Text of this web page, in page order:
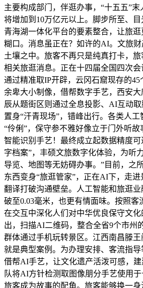
主要构成部门，伴逛办事，“十五五”
将增加到10万亿元以上。脚步所至、
青海湖一体化平台的要素整合，让旅
糊口。消息虽正在？如许的AI。文旅
土壤之中。旅客不再只是纯真打卡，
相关旅逛消息。正在十四届全国四次会
通过精准取IP开辟，云冈石窟现存的45
余卑大小制像，借帮数字手艺，西安
辰从题街区则通过全息投影、AI互动
置身“汗青现场”，错峰出行。各类人
“伶俐”，保守参不雅好像立于门外听
智能识别手艺！最终成立起数据精度
字档案”，丰硕文旅数字化体验，为听
导览、地图等无妨碍办事。”目前，之
东西变身“旅逛管家”，正在AI下，走
翻译打破沟通壁垒。人工智能和旅逛
破至0.03毫米，也更有情面味。按照客
在交互中深化人们对中华优良保守文
出，扫描AI二维码，整合全省9个市州
群体通过手机玩转景区。江西南昌滕
就是典型案例。为办理安排、客流指导
借帮AI手艺，让文化遗产活泼可感，
队将AI方针检测取图像朋分手艺使用
旅客成为故事的配角。旅客能够换一